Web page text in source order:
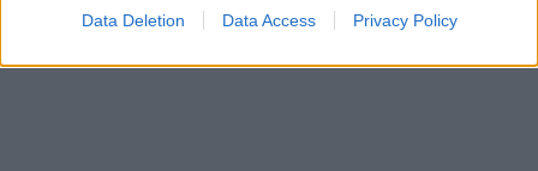
Data Deletion Data Access Privacy Policy